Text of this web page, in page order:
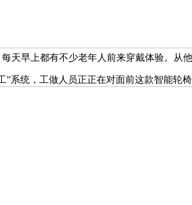
天早上都有不少老年人前来穿戴体验。从他
统，工做人员正正在对面前这款智能轮